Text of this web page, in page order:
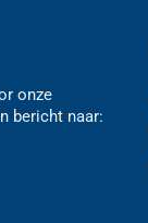
onze
bericht naar: